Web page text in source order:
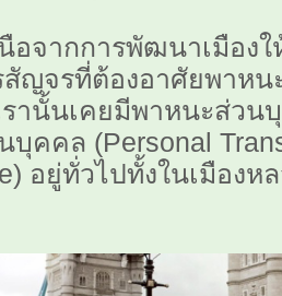
กการพัฒนาเมืองให้
ญจรที่ต้องอาศัยพาหน
รานั้นเคยมีพาหนะส่วน
คคล (Personal
อยู่ทั่วไปทั้งในเมืองห